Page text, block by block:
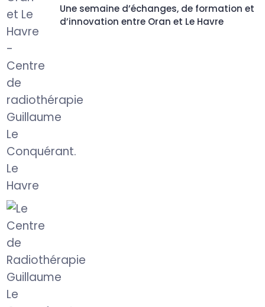
Une semaine d’échanges, de formation et
d’innovation entre Oran et Le Havre